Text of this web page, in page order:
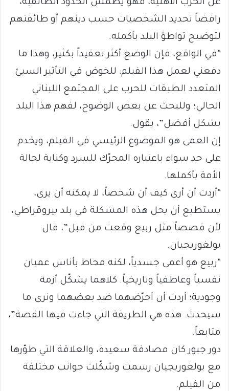
عن الحرب الأهلية، فهو يطمس الحدود الطائفية،
رافضاً تحديد الشخصيات حسب دينهم أو طائفتهم
لتوضيح تواطؤ البلد بأكمله.
“في الواقع، فإن الوضع أكثر تعقيداً بكثير، وهذا ما
دفعني لعمل هذا الفيلم: للخوض في التأثير السيئ
المتعدد الطبقات للحرب على المجتمع اللبناني
الحالي؛ وللبحث عن بعض الوضوح، لفهم هذا البلد
بشكل أفضل”، يقول.
إن العمى هو الموضوع الرئيسي في الفيلم، ويخدم
على حد سواء باعتباره المحرّك للسرد وكناية لحالة
الأمة بأكملها.
“أردت أن أرى كيف أن شخصاً، لا يمكنه أن يرى،
يستطيع أن يحل هذه المشكلة في بلد بيروقراطي،
لأن قصصاً مثل ربيع وقعت من قبل”، قال
بولغوريجيان.
“ربيع هو أعمى جسدياً، لكنه محاط بأناس عميان
نفسياً وعاطفياً وتاريخياً. كلاهما يشكّل أزمة
وجودية؛ أردت أن أحرّضهما ضد بعضهما ونرى ما
سيحدث. هذه هي الطريقة التي جاءت فيها القصة”،
متابعاً.
دور جبور كان مصادفة سعيدة، والعلاقة التي طوّرها
مع بولغوريجيان رسمت وشكّلت جوانب مختلفة
من الفيلم.